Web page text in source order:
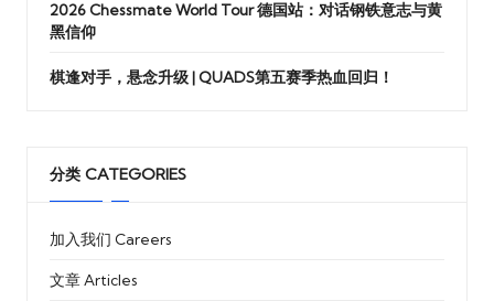
2026 Chessmate World Tour 德国站：对话钢铁意志与黄
黑信仰
棋逢对手，悬念升级 | QUADS第五赛季热血回归！
分类 CATEGORIES
加入我们 Careers
文章 Articles